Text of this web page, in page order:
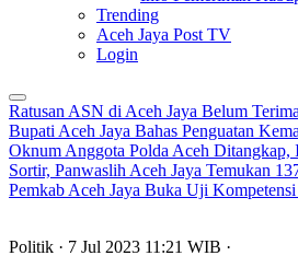
Trending
Aceh Jaya Post TV
Login
Ratusan ASN di Aceh Jaya Belum
Bupati Aceh Jaya Bahas Penguatan
Oknum Anggota Polda Aceh Ditangkap,
Sortir, Panwaslih Aceh Jaya Temukan
Pemkab Aceh Jaya Buka Uji
Politik · 7 Jul 2023 11:21 WIB ·